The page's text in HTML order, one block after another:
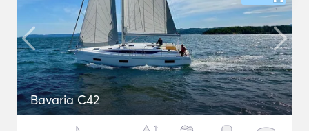
Bavaria C42